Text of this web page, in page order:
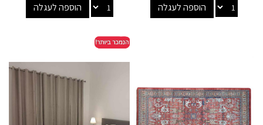
הוספה לעגלה
הוספה לעגלה